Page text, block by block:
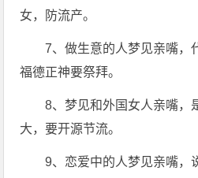
女，防流产。
7、做生意的人梦见亲嘴，
福德正神要祭拜。
8、梦见和外国女人亲嘴，
大，要开源节流。
9、恋爱中的人梦见亲嘴，